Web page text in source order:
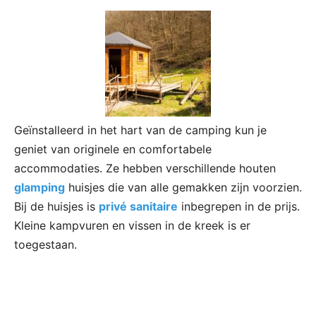
Geïnstalleerd in het hart van de camping kun je
geniet van originele en comfortabele
accommodaties. Ze hebben verschillende houten
glamping huisjes die van alle gemakken zijn voorzien.
Bij de huisjes is privé sanitaire inbegrepen in de prijs.
Kleine kampvuren en vissen in de kreek is er
toegestaan.